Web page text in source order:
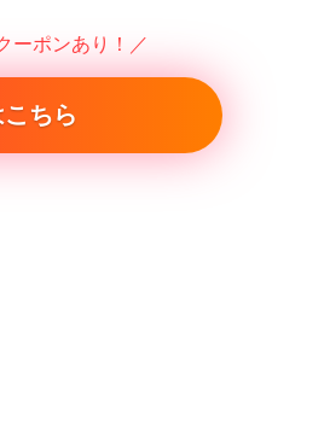
ーポンあり！／
ちら